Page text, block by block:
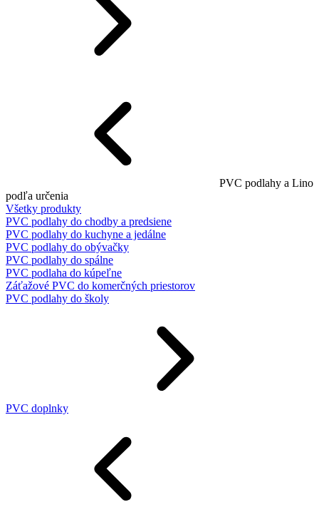
PVC podlahy a Lino
podľa určenia
Všetky produkty
PVC podlahy do chodby a predsiene
PVC podlahy do kuchyne a jedálne
PVC podlahy do obývačky
PVC podlahy do spálne
PVC podlaha do kúpeľne
Záťažové PVC do komerčných priestorov
PVC podlahy do školy
PVC doplnky